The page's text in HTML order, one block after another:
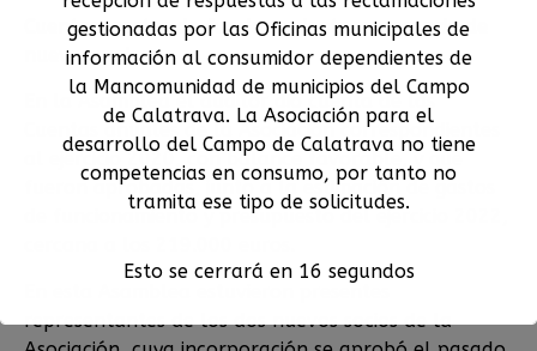
Cuentas, gastos de funcionamiento y presencia de
nuevos socios
En la Asamblea el auditor dio cuenta de las
Cuentas anuales de la Asociación correspondientes
al ejercicio 2020, con balance favorable, y que
fueron aprobadas, junto a la estimación de gastos
de funcionamiento y presupuesto del ejercicio 2022,
representantes de los dos nuevos socios de la
gestionadas por las Oficinas municipales de
información al consumidor dependientes de
la Mancomunidad de municipios del Campo
de Calatrava. La Asociación para el
desarrollo del Campo de Calatrava no tiene
competencias en consumo, por tanto no
tramita ese tipo de solicitudes.
Esto se cerrará en 15 segundos